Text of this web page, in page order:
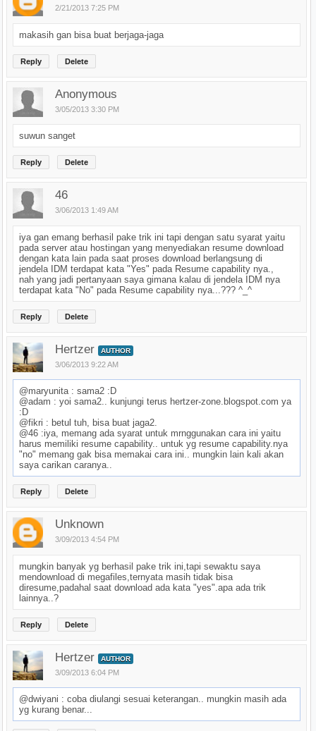
2/21/2013 7:25 PM
makasih gan bisa buat berjaga-jaga
Reply Delete
Anonymous
3/05/2013 3:30 PM
suwun sanget
Reply Delete
46
3/06/2013 1:49 AM
iya gan emang berhasil pake trik ini tapi dengan satu syarat yaitu
pada server atau hostingan yang menyediakan resume download
dengan kata lain pada saat proses download berlangsung di
jendela IDM terdapat kata "Yes" pada Resume capability nya.,
nah yang jadi pertanyaan saya gimana kalau di jendela IDM nya
terdapat kata "No" pada Resume capability nya...??? ^_^
Reply Delete
Hertzer AUTHOR
3/06/2013 9:22 AM
@maryunita : sama2 :D
@adam : yoi sama2.. kunjungi terus hertzer-zone.blogspot.com ya
:D
@fikri : betul tuh, bisa buat jaga2.
@46 :iya, memang ada syarat untuk mrnggunakan cara ini yaitu
harus memiliki resume capability.. untuk yg resume capability.nya
"no" memang gak bisa memakai cara ini.. mungkin lain kali akan
saya carikan caranya..
Reply Delete
Unknown
3/09/2013 4:54 PM
mungkin banyak yg berhasil pake trik ini,tapi sewaktu saya
mendownload di megafiles,ternyata masih tidak bisa
diresume,padahal saat download ada kata "yes".apa ada trik
lainnya..?
Reply Delete
Hertzer AUTHOR
3/09/2013 6:04 PM
@dwiyani : coba diulangi sesuai keterangan.. mungkin masih ada
yg kurang benar...